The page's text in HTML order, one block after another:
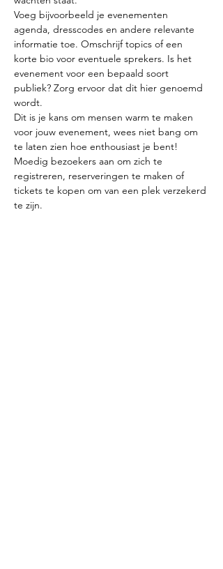
Voeg bijvoorbeeld je evenementen
agenda, dresscodes en andere relevante
informatie toe. Omschrijf topics of een
korte bio voor eventuele sprekers. Is het
evenement voor een bepaald soort
publiek? Zorg ervoor dat dit hier genoemd
Dit is je kans om mensen warm te maken
voor jouw evenement, wees niet bang om
te laten zien hoe enthousiast je bent!
Moedig bezoekers aan om zich te
registreren, reserveringen te maken of
tickets te kopen om van een plek verzekerd